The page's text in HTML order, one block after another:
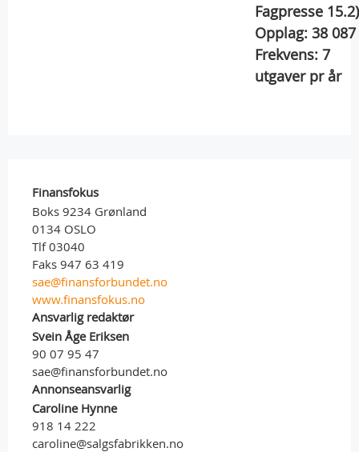
Fagpresse 15.2)
Opplag: 38 087
Frekvens: 7
utgaver pr år
Finansfokus
Boks 9234 Grønland
0134 OSLO
Tlf 03040
Faks 947 63 419
sae@finansforbundet.no
www.finansfokus.no
Ansvarlig redaktør
Svein Åge Eriksen
90 07 95 47
sae@finansforbundet.no
Annonseansvarlig
Caroline Hynne
918 14 222
caroline@salgsfabrikken.no